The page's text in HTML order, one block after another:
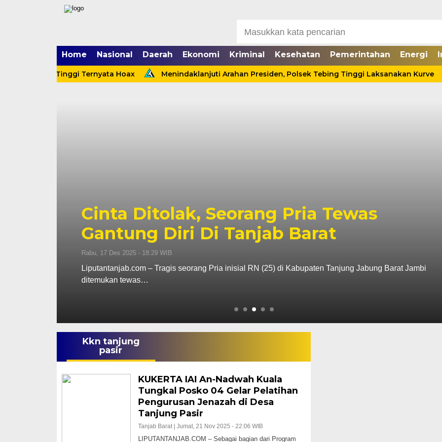
Home Nasional Daerah Ekonomi Kriminal Kesehatan Pemerintahan Energi
Tebing Tinggi Ternyata Hoax Menindaklanjuti Arahan Presiden, Polsek Tebing Tinggi Laksanakan Kurve
Cinta Ditolak, Seorang Pria Tewas
Gantung Diri Di Tanjab Barat
Rabu, 17 Des 2025 - 18:29 WIB
Liputantanjab.com – Tragis seorang Pria inisial RN (25) di Kabupaten Tanjung Jabung Barat Jambi
ditemukan tewas…
Kkn tanjung
pasir
KUKERTA IAI An-Nadwah Kuala
Tungkal Posko 04 Gelar Pelatihan
Pengurusan Jenazah di Desa
Tanjung Pasir
Tanjab Barat | Jumat, 21 Nov 2025 - 22:06 WIB
LIPUTANTANJAB.COM – Sebagai bagian dari Program